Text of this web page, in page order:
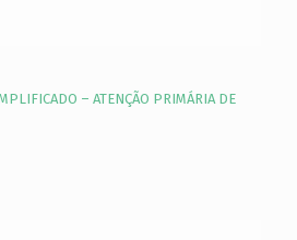
– ATENÇÃO PRIMÁRIA DE